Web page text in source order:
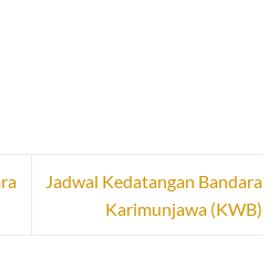
Jadwal Kedatangan Bandara
Karimunjawa (KWB)